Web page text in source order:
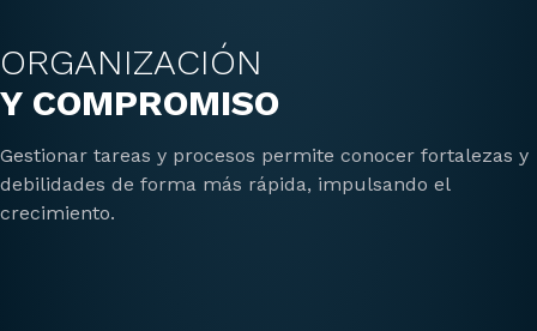
ORGANIZACIÓN
Y COMPROMISO
Gestionar tareas y procesos permite conocer fortalezas y
debilidades de forma más rápida, impulsando el
crecimiento.